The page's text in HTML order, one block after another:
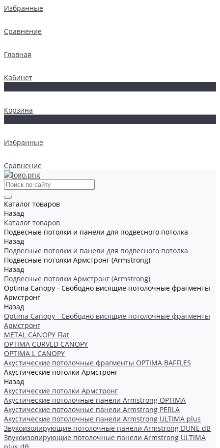
Избранные
Сравнение
Главная
Кабинет
Корзина
Избранные
Сравнение
Каталог товаров
Назад
Каталог товаров
Подвесные потолки и панели для подвесного потолка
Назад
Подвесные потолки и панели для подвесного потолка
Подвесные потолки Армстронг (Armstrong)
Назад
Подвесные потолки Армстронг (Armstrong)
Optima Canopy - Свободно висящие потолочные фрагменты
Армстронг
Назад
Optima Canopy - Свободно висящие потолочные фрагменты
Армстронг
METAL CANOPY Flat
OPTIMA CURVED CANOPY
OPTIMA L CANOPY
Акустические потолочные фрагменты OPTIMA BAFFLES
Акустические потолки Армстронг
Назад
Акустические потолки Армстронг
Акустические потолочные панели Armstrong OPTIMA
Акустические потолочные панели Armstrong PERLA
Акустические потолочные панели Armstrong ULTIMA plus
Звукоизолирующие потолочные панели Armstrong DUNE dB
Звукоизолирующие потолочные панели Armstrong ULTIMA